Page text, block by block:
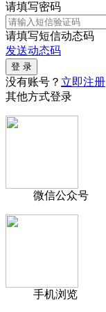
请填写密码
请填写短信动态码
发送动态码
没有账号？ 立即注册
其他方式登录
微信公众号
手机浏览